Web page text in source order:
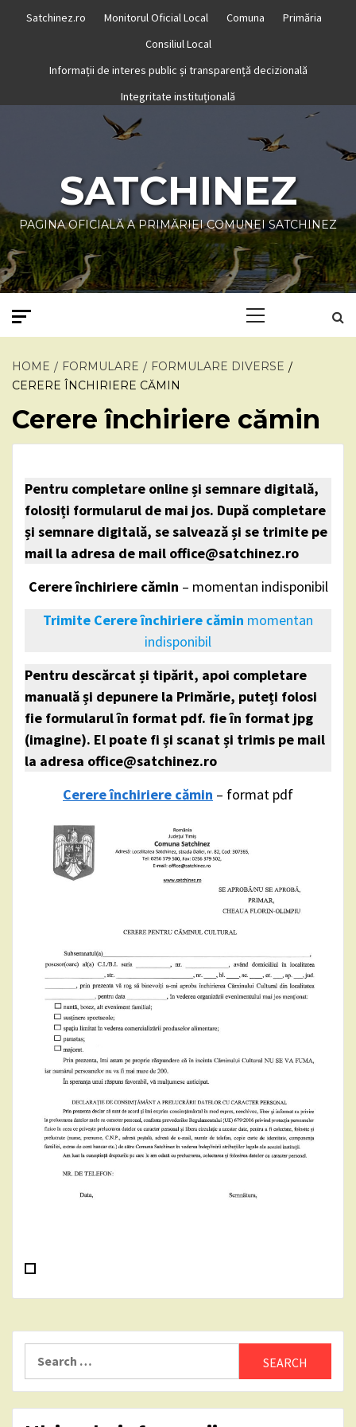
Satchinez.ro Monitorul Oficial Local Comuna
Primăria
Consiliul Local
Informații de interes public și transparență decizională
Integritate instituțională
SATCHINEZ
PAGINA OFICIALĂ A PRIMĂRIEI COMUNEI SATCHINEZ
HOME FORMULARE
FORMULARE DIVERSE
CERERE ÎNCHIRIERE CĂMIN
Cerere închiriere cămin
Pentru completare online și semnare digitală,
folosiți formularul de mai jos. După completare
și semnare digitală, se salvează și se trimite pe
mail la adresa de mail office@satchinez.ro
Cerere închiriere cămin – momentan indisponibil
Trimite Cerere închiriere cămin momentan
indisponibil
Pentru descărcat și tipărit, apoi completare
manuală și depunere la Primărie, puteți folosi
fie formularul în format pdf. fie în format jpg
(imagine). El poate fi și scanat și trimis pe mail
la adresa office@satchinez.ro
Cerere închiriere cămin – format pdf